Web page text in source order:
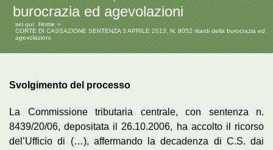
burocrazia ed agevolazioni
sei qui:
Home
CORTE DI CASSAZIONE SENTENZA 3 APRILE 2013, N. 8052 ritardi della burocrazia ed
agevolazioni
Svolgimento del processo
La Commissione tributaria centrale, con sentenza n.
8439/20/06, depositata il 26.10.2006, ha accolto il ricorso
del’Ufficio di (…), affermando la decadenza di C.S. dai